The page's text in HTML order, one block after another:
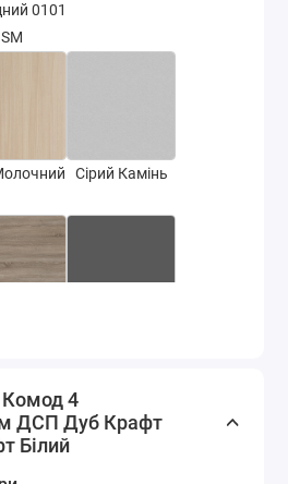
0101
SM
Сірий Камінь
Комод 4
ДСП Дуб Крафт
Білий